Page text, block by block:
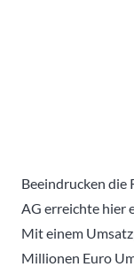
Beeindrucken die
AG erreichte hier
Mit einem
Millionen Euro